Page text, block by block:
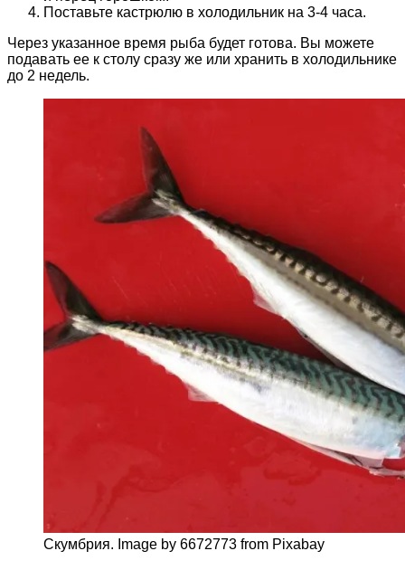
Поставьте кастрюлю в холодильник на 3-4 часа.
Через указанное время рыба будет готова. Вы можете
подавать ее к столу сразу же или хранить в холодильнике
до 2 недель.
Скумбрия. Image by 6672773 from Pixabay